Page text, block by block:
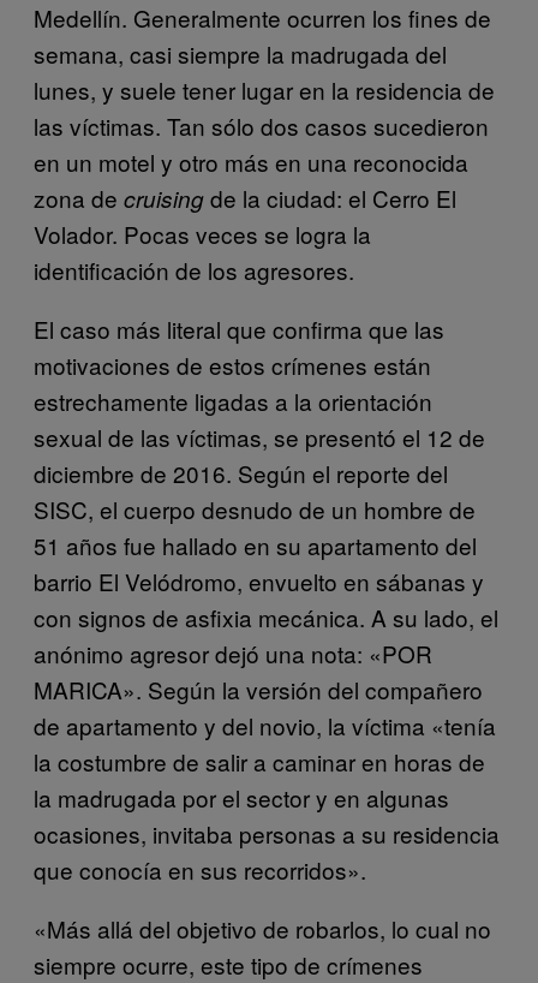
Medellín. Generalmente ocurren los fines de
semana, casi siempre la madrugada del
lunes, y suele tener lugar en la residencia de
las víctimas. Tan sólo dos casos sucedieron
en un motel y otro más en una reconocida
zona de cruisingde la ciudad: el Cerro El
Volador. Pocas veces se logra la
identificación de los agresores.
El caso más literal que confirma que las
motivaciones de estos crímenes están
estrechamente ligadas a la orientación
sexual de las víctimas, se presentó el 12 de
diciembre de 2016. Según el reporte del
SISC, el cuerpo desnudo de un hombre de
51 años fue hallado en su apartamento del
barrio El Velódromo, envuelto en sábanas y
con signos de asfixia mecánica. A su lado, el
anónimo agresor dejó una nota: «POR
MARICA». Según la versión del compañero
de apartamento y del novio, la víctima «tenía
la costumbre de salir a caminar en horas de
la madrugada por el sector y en algunas
ocasiones, invitaba personas a su residencia
que conocía en sus recorridos».
«Más allá del objetivo de robarlos, lo cual no
siempre ocurre, este tipo de crímenes